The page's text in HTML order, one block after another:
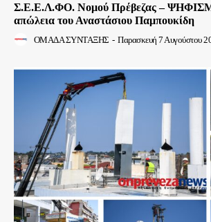
Σ.Ε.Ε.Λ.ΦΟ. Νομού Πρέβεζας –
απώλεια του Αναστάσιου Παμπουκίδη
ΟΜΑΔΑ ΣΥΝΤΑΞΗΣ - Παρασκευή 7 Αυγούστου